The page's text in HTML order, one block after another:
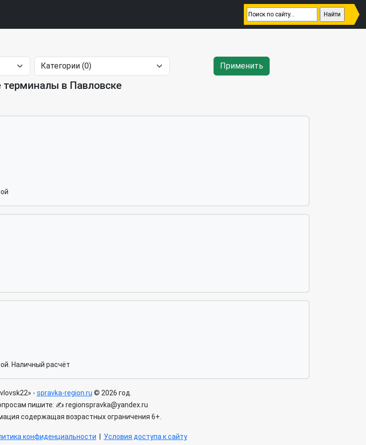
Применить
в Павловске
Наличный расчёт
- spravka-region.ru © 2026 год.
пишите: ✍ regionspravka@yandex.ru
содержащая возрастных ограничения 6+.
конфиденциальности Условия доступа к сайту